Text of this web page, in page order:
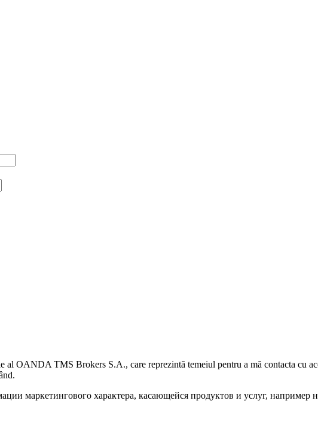
al OANDA TMS Brokers S.A., care reprezintă temeiul pentru a mă contacta cu
маркетингового характера, касающейся продуктов и услуг, например